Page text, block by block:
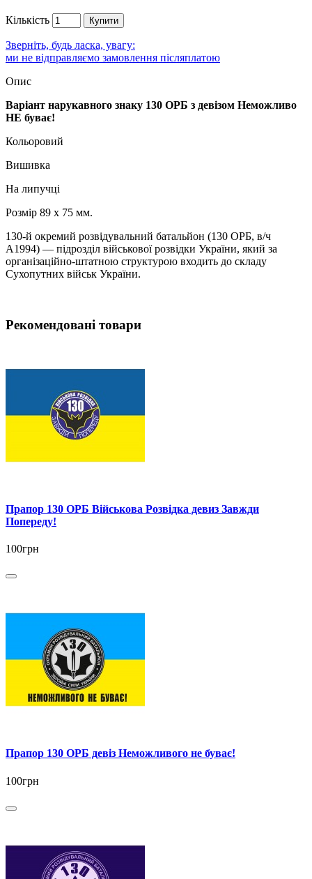
Кількість Купити
Зверніть, будь ласка, увагу:
ми не відправляємо замовлення післяплатою
Опис
Варіант нарукавного знаку 130 ОРБ з девізом Неможливо
НЕ буває!
Кольоровий
Вишивка
На липучці
Розмір 89 х 75 мм.
130-й окремий розвідувальний батальйон (130 ОРБ, в/ч
А1994) — підрозділ військової розвідки України, який за
організаційно-штатною структурою входить до складу
Сухопутних військ України.
Рекомендовані товари
Прапор 130 ОРБ Військова Розвідка девиз Завжди
Попереду!
100грн
Прапор 130 ОРБ девіз Неможливого не буває!
100грн